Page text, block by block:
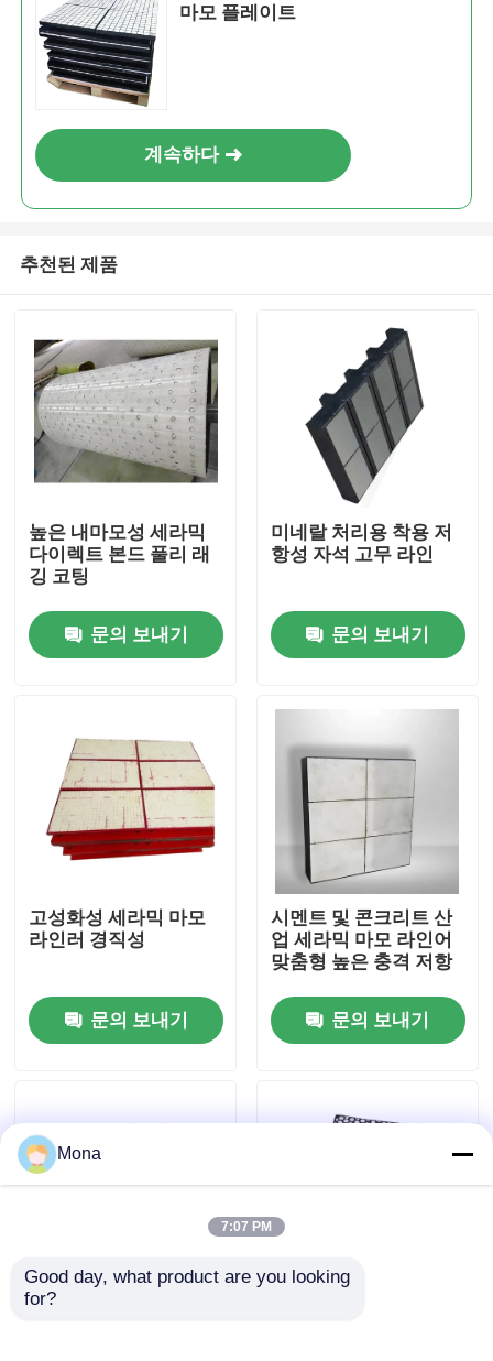
제품 소개
동영상
회사 소개
공장 투어
연락처
요업 마모 라이너
마모 플레이트
계속하다
추천된 제품
높은 내마모성 세라믹
다이렉트 본드 풀리 래
깅 코팅
문의 보내기
미네랄 처리용 착용 저
항성 자석 고무 라인
문의 보내기
고성화성 세라믹 마모
라인러 경직성
문의 보내기
시멘트 및 콘크리트 산
업 세라믹 마모 라인어
맞춤형 높은 충격 저항
문의 보내기
향상 된 성능과 내구성
Mona
7:07 PM
Good day, what product are you looking
for?